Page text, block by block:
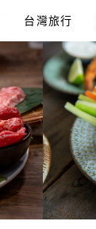
台灣旅行